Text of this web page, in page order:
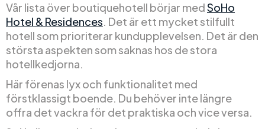
Vår lista över boutiquehotell börjar medSoHo
Hotel & Residences. Det är ett mycket stilfullt
hotell som prioriterar kundupplevelsen. Det är den
största aspekten som saknas hos de stora
hotellkedjorna.
Här förenas lyx och funktionalitet med
förstklassigt boende. Du behöver inte längre
offra det vackra för det praktiska och vice versa.